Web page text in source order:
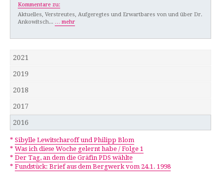
Kommentare zu:
Aktuelles, Verstreutes, Aufgeregtes und Erwartbares von und über Dr.
Ankowitsch... … mehr
2021
2019
2018
2017
2016
* Sibylle Lewitscharoff und Philipp Blom
* Was ich diese Woche gelernt habe / Folge 1
* Der Tag, an dem die Gräfin PDS wählte
* Fundstück: Brief aus dem Bergwerk vom 24.1. 1998